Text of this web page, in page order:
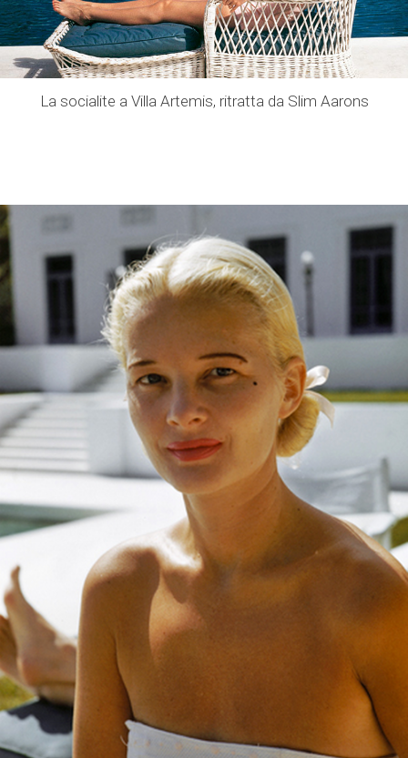
La socialite a Villa Artemis, ritratta da Slim Aarons